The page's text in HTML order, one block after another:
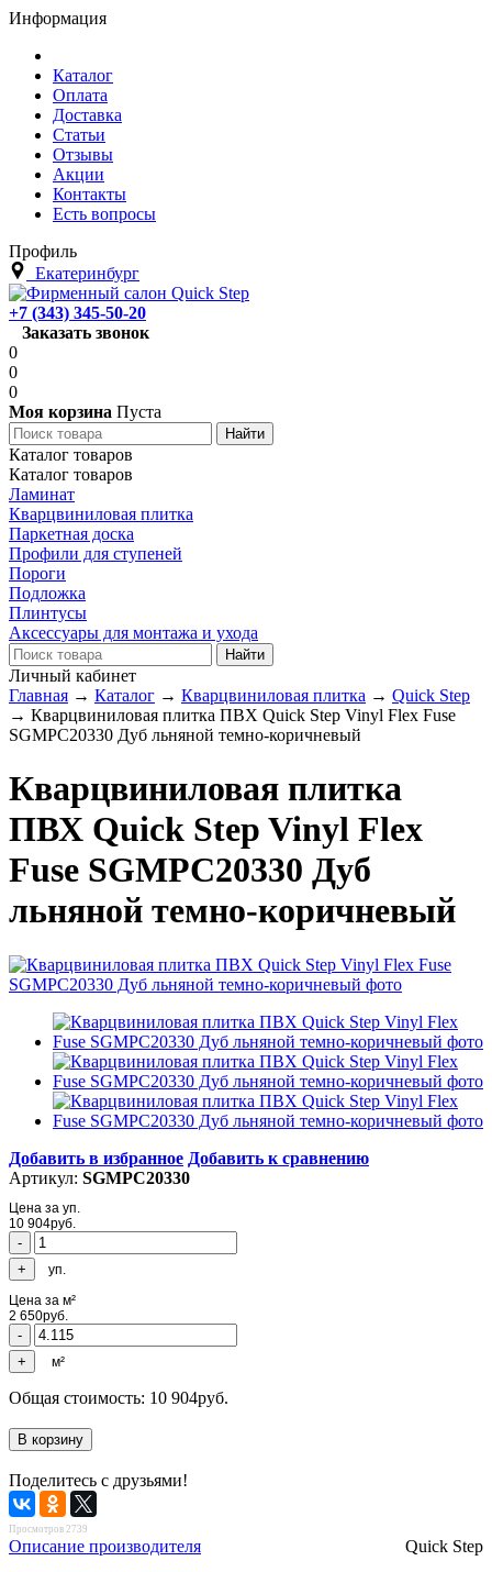
Информация
Каталог
Оплата
Доставка
Статьи
Отзывы
Акции
Контакты
Есть вопросы
Профиль
Екатеринбург
+7 (343) 345-50-20
Заказать звонок
0
0
0
Моя корзина Пуста
Каталог товаров
Каталог товаров
Ламинат
Кварцвиниловая плитка
Паркетная доска
Профили для ступеней
Пороги
Подложка
Плинтусы
Аксессуары для монтажа и ухода
Личный кабинет
Главная → Каталог → Кварцвиниловая плитка → Quick Step
→ Кварцвиниловая плитка ПВХ Quick Step Vinyl Flex Fuse
SGMPC20330 Дуб льняной темно-коричневый
Кварцвиниловая плитка
ПВХ Quick Step Vinyl Flex
Fuse SGMPC20330 Дуб
льняной темно-коричневый
Добавить в избранное Добавить к сравнению
Артикул: SGMPC20330
Цена за уп.
10 904руб.
уп.
Цена за м²
2 650руб.
м²
Общая стоимость: 10 904руб.
Поделитесь с друзьями!
Просмотров 2739
Quick Step
Описание производителя